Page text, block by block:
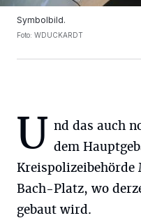
Symbolbild.
Foto: WDUCKARDT
U nd das auch
dem
Bach-Platz, wo
gebaut wird.